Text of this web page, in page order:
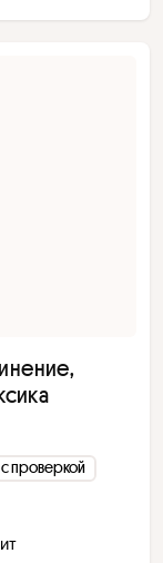
проверкой